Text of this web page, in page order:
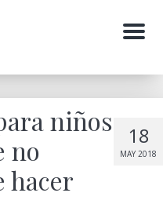
Menu
18
MAY 2018
niños
no
hacer